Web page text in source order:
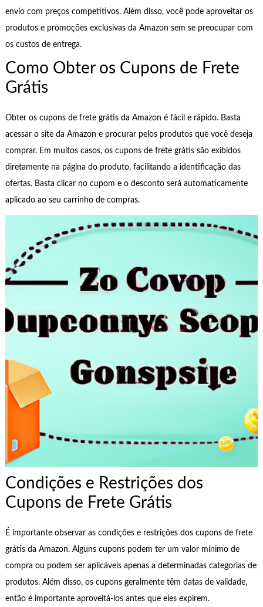
envio com preços competitivos. Além disso, você pode aproveitar os
produtos e promoções exclusivas da Amazon sem se preocupar com
os custos de entrega.
Como Obter os Cupons de Frete
Grátis
Obter os cupons de frete grátis da Amazon é fácil e rápido. Basta
acessar o site da Amazon e procurar pelos produtos que você deseja
comprar. Em muitos casos, os cupons de frete grátis são exibidos
diretamente na página do produto, facilitando a identificação das
ofertas. Basta clicar no cupom e o desconto será automaticamente
aplicado ao seu carrinho de compras.
Condições e Restrições dos
Cupons de Frete Grátis
É importante observar as condições e restrições dos cupons de frete
grátis da Amazon. Alguns cupons podem ter um valor mínimo de
compra ou podem ser aplicáveis apenas a determinadas categorias de
produtos. Além disso, os cupons geralmente têm datas de validade,
então é importante aproveitá-los antes que eles expirem.